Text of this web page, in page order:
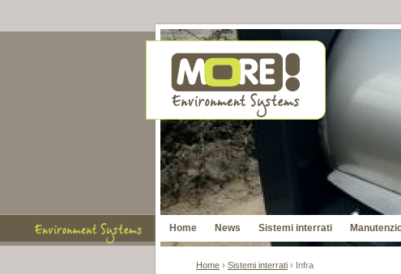
Home News Sistemi interrati
Home › Sistemi interrati › Infra